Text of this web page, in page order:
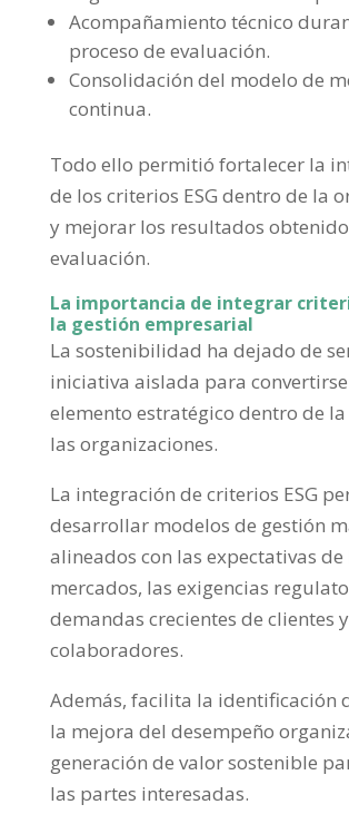
Acompañamiento técnico
proceso de evaluación.
Consolidación del modelo de
continua.
Todo ello permitió fortalecer la
de los criterios ESG dentro de la
y mejorar los resultados
evaluación.
La importancia de integrar
la gestión empresarial
La sostenibilidad ha dejado de
iniciativa aislada para
elemento estratégico dentro de
las organizaciones.
La integración de criterios ESG
desarrollar modelos de gestión
alineados con las expectativas de
mercados, las exigencias
demandas crecientes de clientes y
colaboradores.
Además, facilita la identificación
la mejora del desempeño
generación de valor sostenible
las partes interesadas.